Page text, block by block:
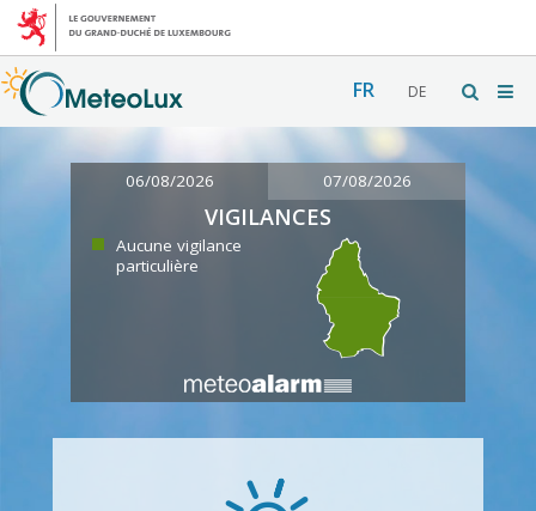
FR DE
06/08/2026 07/08/2026
VIGILANCES
Aucune vigilance
particulière